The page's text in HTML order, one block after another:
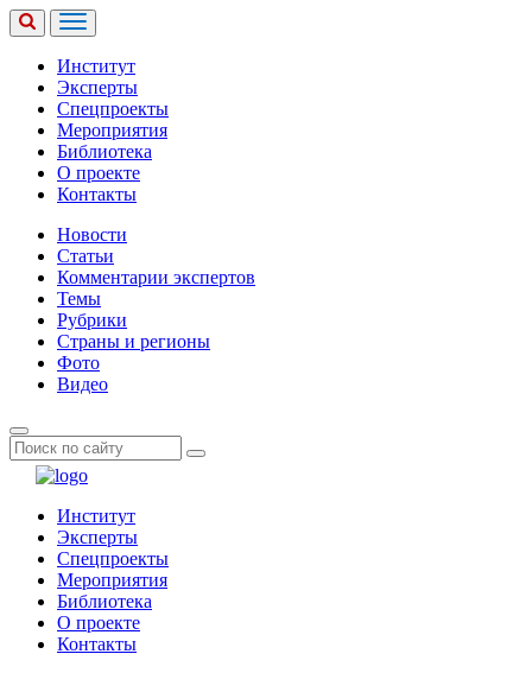
Институт
Эксперты
Спецпроекты
Мероприятия
Библиотека
О проекте
Контакты
Новости
Статьи
Комментарии экспертов
Темы
Рубрики
Страны и регионы
Фото
Видео
Институт
Эксперты
Спецпроекты
Мероприятия
Библиотека
О проекте
Контакты